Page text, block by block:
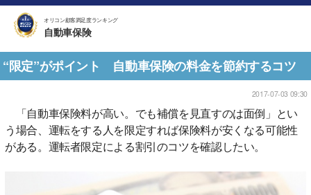
オリコン顧客満足度ランキング
自動車保険
“限定”がポイント 自動車保険の料金を節約するコツ
2017-07-03 09:30
「自動車保険料が高い。でも補償を見直すのは面倒」とい
う場合、運転をする人を限定すれば保険料が安くなる可能性
がある。運転者限定による割引のコツを確認したい。